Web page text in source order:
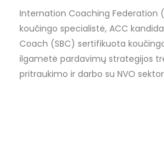
Internation Coaching Federation
koučingo specialistė, ACC
Coach (SBC) sertifikuota
ilgametė pardavimų strategijos
pritraukimo ir darbo su NVO